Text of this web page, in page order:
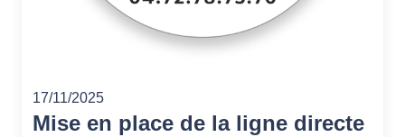
17/11/2025
Mise en place de la ligne directe